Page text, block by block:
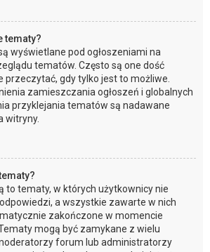
tematy?
wyświetlane pod ogłoszeniami na
tematów. Często są one dość
przeczytać, gdy tylko jest to możliwe.
zamieszczania ogłoszeń i globalnych
przyklejania tematów są nadawane
witryny.
to tematy, w których użytkownicy nie
a wszystkie zawarte w nich
zakończone w momencie
mogą być zamykane z wielu
forum lub administratorzy